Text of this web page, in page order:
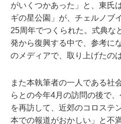
がいくつかあった」と、東氏
ギの星公園」が、チェルノブ
25周年でつくられた。式典な
発から復興する中で、参考に
のメディアで、取り上げたの
また本執筆者の一人である社
らとの今年4月の訪問の後で
を再訪して、近郊のコロステ
本での報道がおかしい」と不